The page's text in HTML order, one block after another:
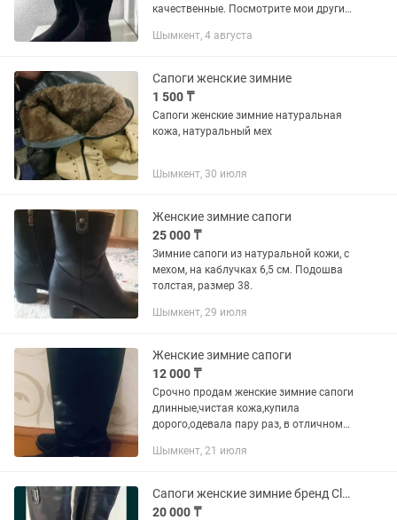
качественные. Посмотрите мои другие
отличном состоянии по низкой цене.
Шымкент, 4 августа
Сапоги женские зимние
1 500 ₸
Сапоги женские зимние натуральная
кожа, натуральный мех
Шымкент, 30 июля
Женские зимние сапоги
25 000 ₸
Зимние сапоги из натуральной кожи, с
мехом, на каблучках 6,5 см. Подошва
толстая, размер 38.
Шымкент, 29 июля
Женские зимние сапоги
12 000 ₸
Срочно продам женские зимние сапоги
длинные,чистая кожа,купила
дорого,одевала пару раз, в отличном
удобные,пишите здесь отвечу….
Шымкент, 21 июля
Сапоги женские зимние бренд Clotilda на каблуке классика 40 размер
20 000 ₸